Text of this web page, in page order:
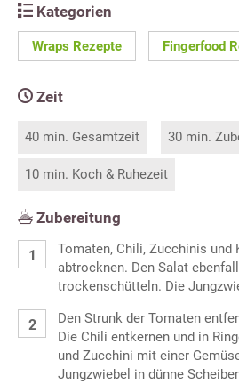
Kategorien
Wraps Rezepte Fingerfood
Zeit
40 min. Gesamtzeit 30 min.
10 min. Koch & Ruhezeit
Zubereitung
Tomaten, Chili, Zucchinis und
abtrocknen. Den Salat
trockenschütteln. Die
Den Strunk der Tomaten
Die Chili entkernen und in
und Zucchini mit einer
Jungzwiebel in dünne